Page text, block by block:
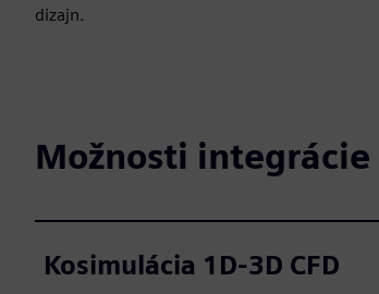
dizajn.
Možnosti integrácie
Kosimulácia 1D-3D CFD